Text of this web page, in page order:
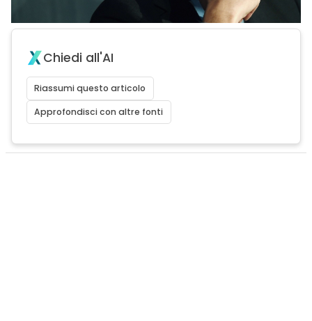
Chiedi all'AI
Riassumi questo articolo
Approfondisci con altre fonti